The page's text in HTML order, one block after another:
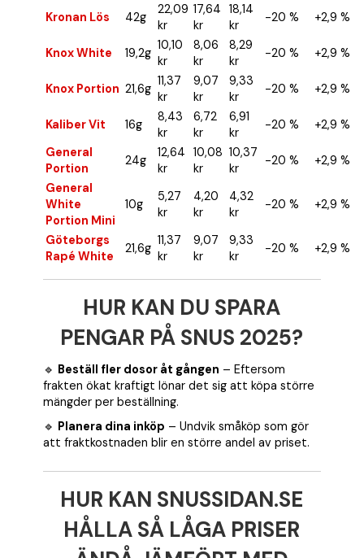
Kronan Lös 42g
22,09
kr
17,64
kr
18,14
kr
-20 % +2,9 %
Knox White 19,2g
10,10
kr
8,06
kr
8,29
kr
-20 % +2,9 %
Knox Portion 21,6g
11,37
kr
9,07
kr
9,33
kr
-20 % +2,9 %
Kaliber Vit 16g
8,43
kr
6,72
kr
6,91
kr
-20 %
+2,9 %
General
Portion
24g
12,64
kr
10,08
kr
10,37
kr
-20 %
+2,9 %
General
White
Portion Mini
10g
5,27
kr
4,20
kr
4,32
kr
-20 % +2,9 %
Göteborgs
Rapé White
21,6g
11,37
kr
9,07
kr
9,33
kr
-20 % +2,9 %
HUR KAN DU SPARA
PENGAR PÅ SNUS 2025?
🔹 Beställ fler dosor åt gången – Eftersom
frakten ökat kraftigt lönar det sig att köpa större
mängder per beställning.
🔹 Planera dina inköp – Undvik småköp som gör
att fraktkostnaden blir en större andel av priset.
HUR KAN SNUSSIDAN.SE
HÅLLA SÅ LÅGA PRISER